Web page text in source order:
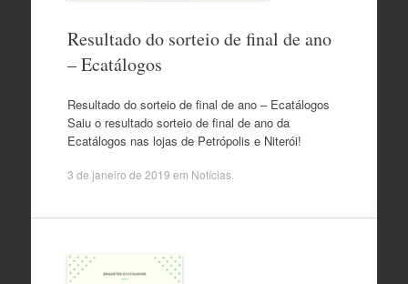
Resultado do sorteio de final de ano
– Ecatálogos
Resultado do sorteio de final de ano – Ecatálogos
Saiu o resultado sorteio de final de ano da
Ecatálogos nas lojas de Petrópolis e Niterói!
3 de janeiro de 2019 em Notícias.